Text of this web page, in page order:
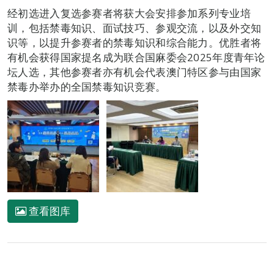
经初选进入复选参赛者将获大会安排参加系列专业培
训，包括禁毒知识、面试技巧、参观交流，以及外交知
识等，以提升参赛者的禁毒知识和综合能力。优胜者将
有机会获得国家提名成为联合国麻委会2025年度青年论
坛人选，其他参赛者亦有机会代表澳门特区参与由国家
禁毒办举办的全国禁毒知识竞赛。
查看图库